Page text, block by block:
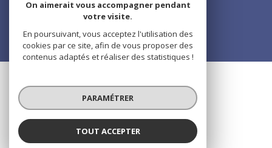
On aimerait vous accompagner pendant
votre visite.
En poursuivant, vous acceptez l'utilisation des
cookies par ce site, afin de vous proposer des
contenus adaptés et réaliser des statistiques !
PARAMÉTRER
TOUT ACCEPTER